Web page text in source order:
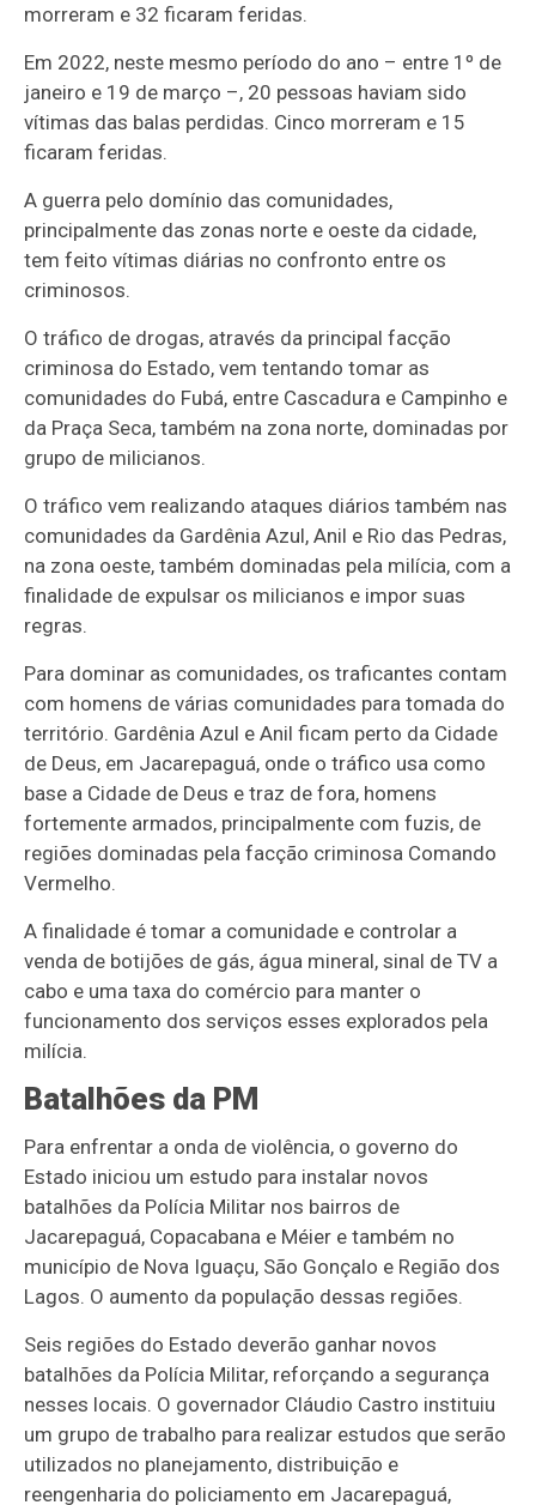
morreram e 32 ficaram feridas.
Em 2022, neste mesmo período do ano – entre 1º de
janeiro e 19 de março –, 20 pessoas haviam sido
vítimas das balas perdidas. Cinco morreram e 15
ficaram feridas.
A guerra pelo domínio das comunidades,
principalmente das zonas norte e oeste da cidade,
tem feito vítimas diárias no confronto entre os
criminosos.
O tráfico de drogas, através da principal facção
criminosa do Estado, vem tentando tomar as
comunidades do Fubá, entre Cascadura e Campinho e
da Praça Seca, também na zona norte, dominadas por
grupo de milicianos.
O tráfico vem realizando ataques diários também nas
comunidades da Gardênia Azul, Anil e Rio das Pedras,
na zona oeste, também dominadas pela milícia, com a
finalidade de expulsar os milicianos e impor suas
regras.
Para dominar as comunidades, os traficantes contam
com homens de várias comunidades para tomada do
território. Gardênia Azul e Anil ficam perto da Cidade
de Deus, em Jacarepaguá, onde o tráfico usa como
base a Cidade de Deus e traz de fora, homens
fortemente armados, principalmente com fuzis, de
regiões dominadas pela facção criminosa Comando
Vermelho.
A finalidade é tomar a comunidade e controlar a
venda de botijões de gás, água mineral, sinal de TV a
cabo e uma taxa do comércio para manter o
funcionamento dos serviços esses explorados pela
milícia.
Batalhões da PM
Para enfrentar a onda de violência, o governo do
Estado iniciou um estudo para instalar novos
batalhões da Polícia Militar nos bairros de
Jacarepaguá, Copacabana e Méier e também no
município de Nova Iguaçu, São Gonçalo e Região dos
Lagos. O aumento da população dessas regiões.
Seis regiões do Estado deverão ganhar novos
batalhões da Polícia Militar, reforçando a segurança
nesses locais. O governador Cláudio Castro instituiu
um grupo de trabalho para realizar estudos que serão
utilizados no planejamento, distribuição e
reengenharia do policiamento em Jacarepaguá,